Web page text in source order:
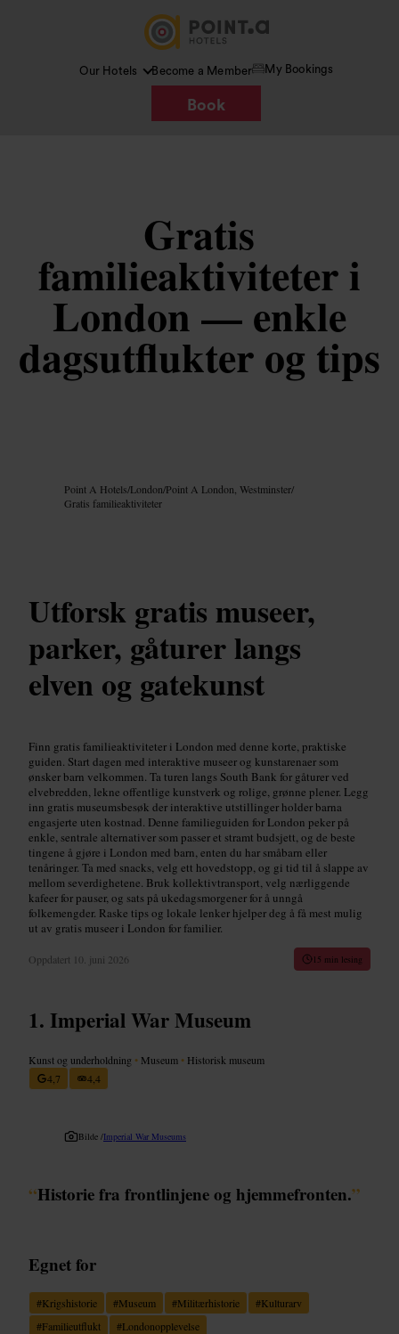
Our Hotels Become a Member My Bookings
Book
Gratis
familieaktiviteter i
London — enkle
dagsutflukter og tips
Point A Hotels/London/Point A London, Westminster/
Gratis familieaktiviteter
Utforsk gratis museer,
parker, gåturer langs
elven og gatekunst
Finn gratis familieaktiviteter i London med denne korte, praktiske
guiden. Start dagen med interaktive museer og kunstarenaer som
ønsker barn velkommen. Ta turen langs South Bank for gåturer ved
elvebredden, lekne offentlige kunstverk og rolige, grønne plener. Legg
inn gratis museumsbesøk der interaktive utstillinger holder barna
engasjerte uten kostnad. Denne familieguiden for London peker på
enkle, sentrale alternativer som passer et stramt budsjett, og de beste
tingene å gjøre i London med barn, enten du har småbarn eller
tenåringer. Ta med snacks, velg ett hovedstopp, og gi tid til å slappe av
mellom severdighetene. Bruk kollektivtransport, velg nærliggende
kafeer for pauser, og sats på ukedagsmorgener for å unngå
folkemengder. Raske tips og lokale lenker hjelper deg å få mest mulig
ut av gratis museer i London for familier.
Oppdatert 10. juni 2026 15 min lesing
Imperial War Museum
Kunst og underholdning • Museum • Historisk museum
4,7
4,4
Bilde /Imperial War Museums
“Historie fra frontlinjene og hjemmefronten.”
Egnet for
#Krigshistorie #Museum #Militærhistorie #Kulturarv
#Familieutflukt #Londonopplevelse